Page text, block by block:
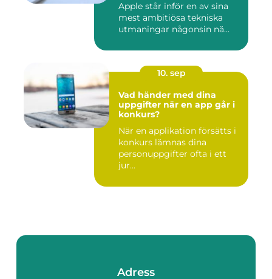
Apple står inför en av sina
mest ambitiösa tekniska
utmaningar någonsin nä...
10. sep
Vad händer med dina
uppgifter när en app går i
konkurs?
När en applikation försätts i
konkurs lämnas dina
personuppgifter ofta i ett
jur...
Adress